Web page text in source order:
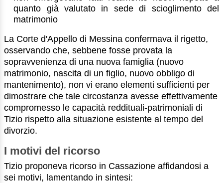
quanto già valutato in sede di scioglimento del
matrimonio
La Corte d'Appello di Messina confermava il rigetto,
osservando che, sebbene fosse provata la
sopravvenienza di una nuova famiglia (nuovo
matrimonio, nascita di un figlio, nuovo obbligo di
mantenimento), non vi erano elementi sufficienti per
dimostrare che tale circostanza avesse effettivamente
compromesso le capacità reddituali-patrimoniali di
Tizio rispetto alla situazione esistente al tempo del
divorzio.
I motivi del ricorso
Tizio proponeva ricorso in Cassazione affidandosi a
sei motivi, lamentando in sintesi: